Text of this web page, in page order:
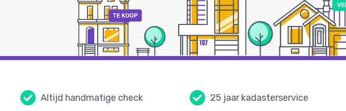
Altijd handmatige check 25 jaar kadasterservice